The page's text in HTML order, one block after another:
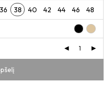
36 38 40 42 44 46 48